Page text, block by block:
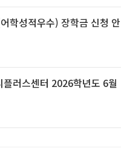
학성적우수) 장학금 신청 안
러스센터 2026학년도 6월